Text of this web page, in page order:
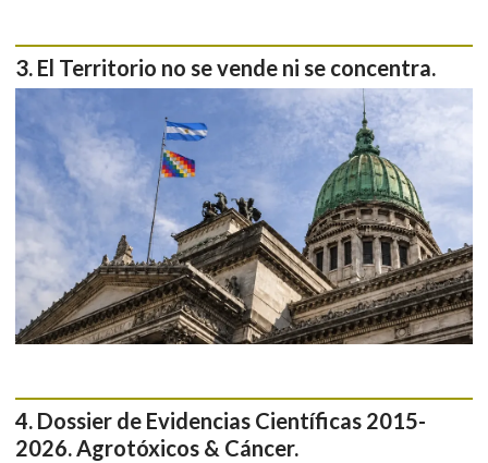
El Territorio no se vende ni se concentra.
Dossier de Evidencias Científicas 2015-
2026. Agrotóxicos & Cáncer.